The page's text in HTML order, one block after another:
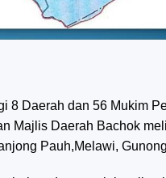
8 Daerah dan 56 Mukim
Majlis Daerah Bachok
Pauh,Melawi,